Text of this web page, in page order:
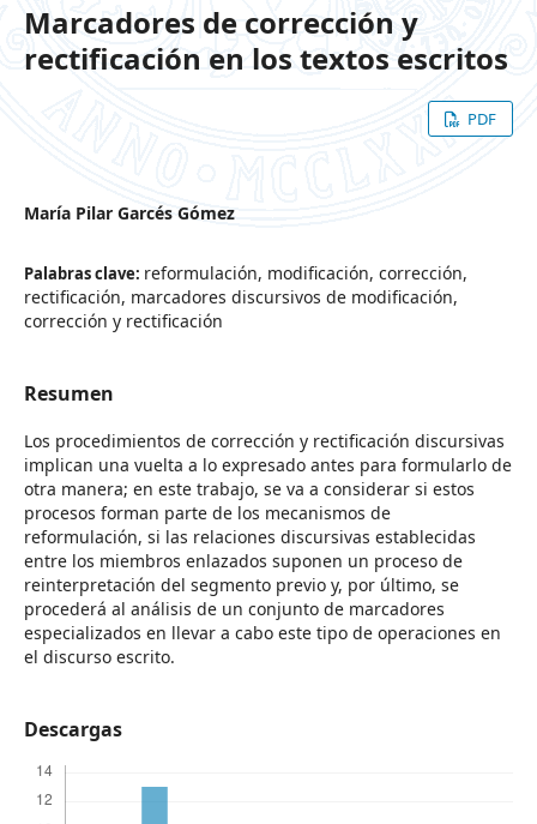
Marcadores de corrección y
rectificación en los textos escritos
PDF
María Pilar Garcés Gómez
Palabras clave: reformulación, modificación, corrección,
rectificación, marcadores discursivos de modificación,
corrección y rectificación
Resumen
Los procedimientos de corrección y rectificación discursivas
implican una vuelta a lo expresado antes para formularlo de
otra manera; en este trabajo, se va a considerar si estos
procesos forman parte de los mecanismos de
reformulación, si las relaciones discursivas establecidas
entre los miembros enlazados suponen un proceso de
reinterpretación del segmento previo y, por último, se
procederá al análisis de un conjunto de marcadores
especializados en llevar a cabo este tipo de operaciones en
el discurso escrito.
Descargas